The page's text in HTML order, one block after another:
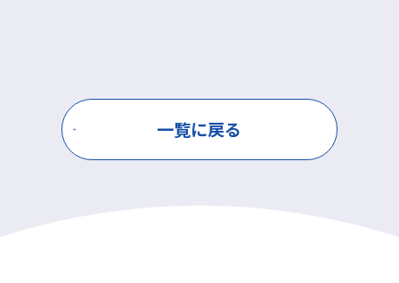
一覧に戻る